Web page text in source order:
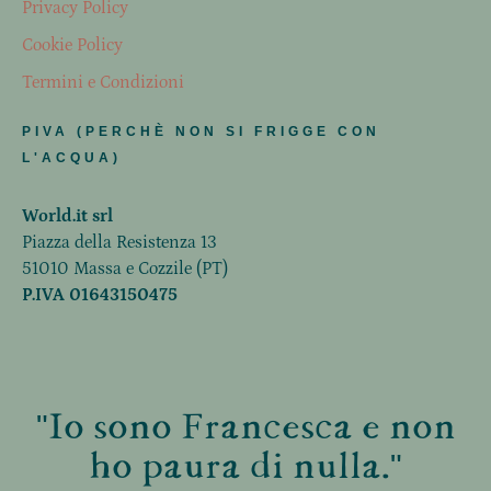
Privacy Policy
Cookie Policy
Termini e Condizioni
PIVA (PERCHÈ NON SI FRIGGE CON
L'ACQUA)
World.it srl
Piazza della Resistenza 13
51010 Massa e Cozzile (PT)
P.IVA 01643150475
"Io sono Francesca e non
ho paura di nulla."